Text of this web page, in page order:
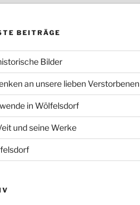
BEITRÄGE
Bilder
an unsere lieben Verstorbenen
in Wölfelsdorf
und seine Werke